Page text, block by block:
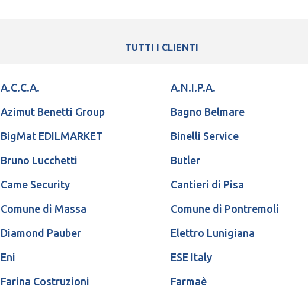
TUTTI I CLIENTI
A.C.C.A. A.N.I.P.A.
Azimut Benetti Group Bagno Belmare
BigMat EDILMARKET Binelli Service
Bruno Lucchetti Butler
Came Security Cantieri di Pisa
Comune di Massa Comune di Pontremoli
Diamond Pauber Elettro Lunigiana
Eni ESE Italy
Farina Costruzioni Farmaè